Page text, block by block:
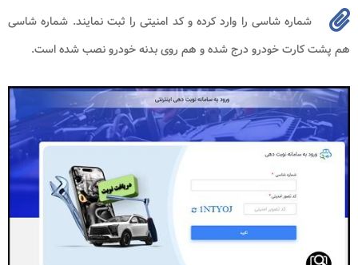
شماره شاسی را وارد کرده و کد امنیتی را ثبت نمایند. شماره شاسی
هم پشت کارت خودرو درج شده و هم روی بدنه خودرو نصب شده است.